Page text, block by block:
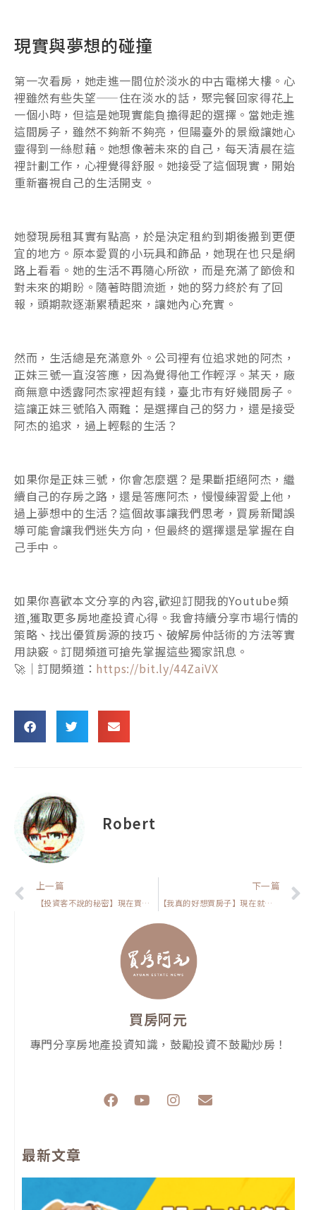
現實與夢想的碰撞
第一次看房，她走進一間位於淡水的中古電梯大樓。心
裡雖然有些失望——住在淡水的話，聚完餐回家得花上
一個小時，但這是她現實能負擔得起的選擇。當她走進
這間房子，雖然不夠新不夠亮，但陽臺外的景緻讓她心
靈得到一絲慰藉。她想像著未來的自己，每天清晨在這
裡計劃工作，心裡覺得舒服。她接受了這個現實，開始
重新審視自己的生活開支。
她發現房租其實有點高，於是決定租約到期後搬到更便
宜的地方。原本愛買的小玩具和飾品，她現在也只是網
路上看看。她的生活不再隨心所欲，而是充滿了節儉和
對未來的期盼。隨著時間流逝，她的努力終於有了回
報，頭期款逐漸累積起來，讓她內心充實。
然而，生活總是充滿意外。公司裡有位追求她的阿杰，
正妹三號一直沒答應，因為覺得他工作輕浮。某天，廠
商無意中透露阿杰家裡超有錢，臺北市有好幾間房子。
這讓正妹三號陷入兩難：是選擇自己的努力，還是接受
阿杰的追求，過上輕鬆的生活？
如果你是正妹三號，你會怎麼選？是果斷拒絕阿杰，繼
續自己的存房之路，還是答應阿杰，慢慢練習愛上他，
過上夢想中的生活？這個故事讓我們思考，買房新聞誤
導可能會讓我們迷失方向，但最終的選擇還是掌握在自
己手中。
如果你喜歡本文分享的內容,歡迎訂閱我的Youtube頻
道,獲取更多房地產投資心得。我會持續分享市場行情的
策略、找出優質房源的技巧、破解房仲話術的方法等實
用訣竅。訂閱頻道可搶先掌握這些獨家訊息。
🚀｜訂閱頻道： https://bit.ly/44ZaiVX
Robert
上一頁
上一篇
【投資客不說的秘密】現在買房能殺價了嗎?
下一篇
【我真的好想買房子】現在就是自住買房的最佳時機？看完你就不會再猶豫！
買房阿元
專門分享房地產投資知識，鼓勵投資不鼓勵炒房！
F
a
o
Y
e
I
r
E
p
最新文章